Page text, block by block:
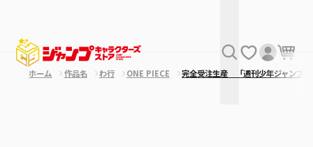
ホーム 作品名 わ行 ONE PIECE 完全受注生産 「週刊少年ジャン